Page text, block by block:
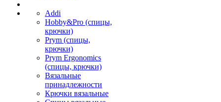
Addi
Hobby&Pro (спицы,
крючки)
Prym (спицы,
крючки)
Prym Ergonomics
(спицы, крючки)
Вязальные
принадлежности
Крючки вязальные